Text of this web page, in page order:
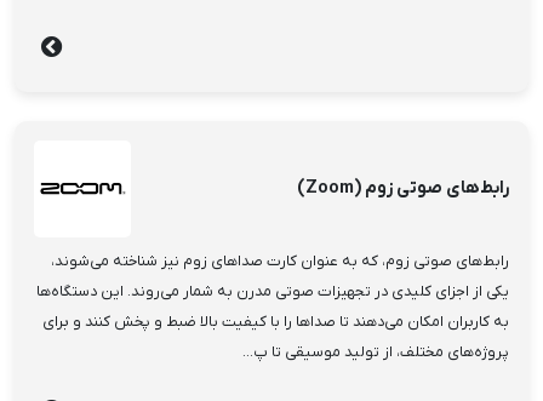
رابط‌های صوتی زوم (Zoom)
رابط‌های صوتی زوم، که به عنوان کارت صداهای زوم نیز شناخته می‌شوند،
یکی از اجزای کلیدی در تجهیزات صوتی مدرن به شمار می‌روند. این دستگاه‌ها
به کاربران امکان می‌دهند تا صداها را با کیفیت بالا ضبط و پخش کنند و برای
پروژه‌های مختلف، از تولید موسیقی تا پ...